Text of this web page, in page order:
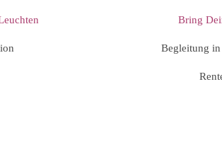
Bring
Begleitung in